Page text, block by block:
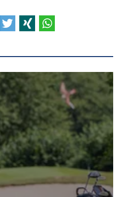
FacebookTwitterXing